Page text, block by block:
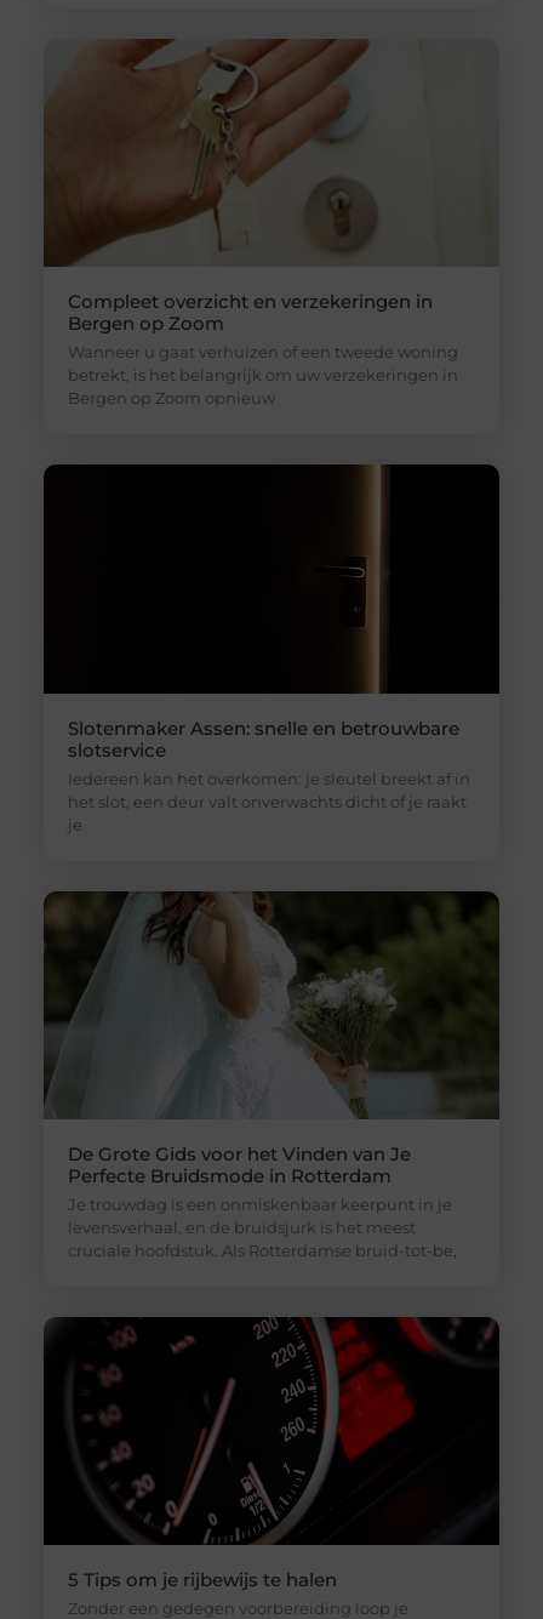
Compleet overzicht en verzekeringen in
Bergen op Zoom
Wanneer u gaat verhuizen of een tweede woning
betrekt, is het belangrijk om uw verzekeringen in
Bergen op Zoom opnieuw
Slotenmaker Assen: snelle en betrouwbare
slotservice
Iedereen kan het overkomen: je sleutel breekt af in
het slot, een deur valt onverwachts dicht of je raakt
je
De Grote Gids voor het Vinden van Je
Perfecte Bruidsmode in Rotterdam
Je trouwdag is een onmiskenbaar keerpunt in je
levensverhaal, en de bruidsjurk is het meest
cruciale hoofdstuk. Als Rotterdamse bruid-tot-be,
5 Tips om je rijbewijs te halen
Zonder een gedegen voorbereiding loop je